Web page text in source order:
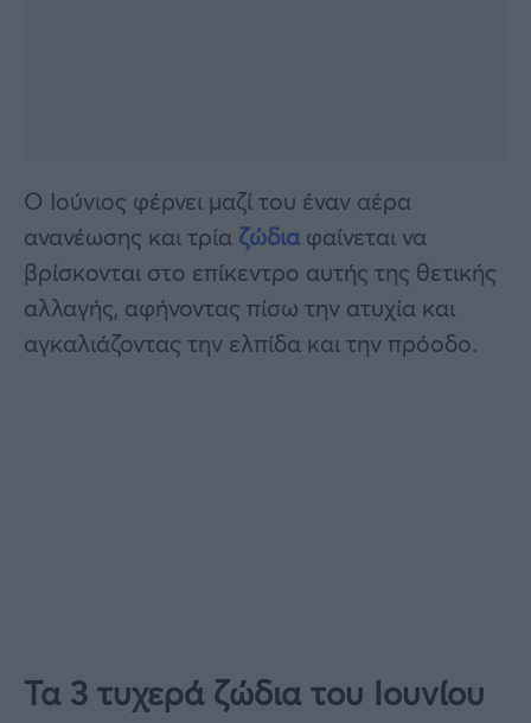
Ο Ιούνιος φέρνει μαζί του έναν αέρα
ανανέωσης και τρία ζώδια φαίνεται να
βρίσκονται στο επίκεντρο αυτής της θετικής
αλλαγής, αφήνοντας πίσω την ατυχία και
αγκαλιάζοντας την ελπίδα και την πρόοδο.
Τα 3 τυχερά ζώδια του Ιουνίου